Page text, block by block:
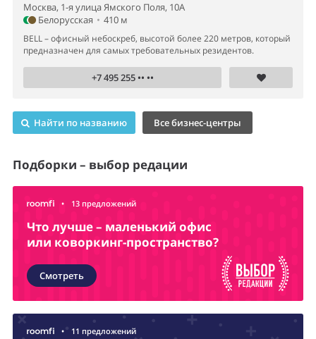
Москва, 1-я улица Ямского Поля, 10А
Белорусская • 410 м
BELL – офисный небоскреб, высотой более 220 метров, который
предназначен для самых требовательных резидентов.
+7 495 255 •• ••
Найти по названию Все бизнес-центры
Подборки – выбор редации
• 13 предложений
Что лучше – маленький офис
или коворкинг-пространство?
Смотреть
• 11 предложений